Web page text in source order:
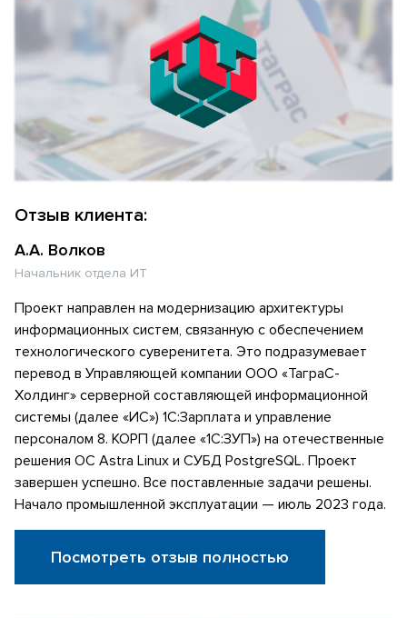
Отзыв клиента:
А.А. Волков
Начальник отдела ИТ
Проект направлен на модернизацию архитектуры
информационных систем, связанную с обеспечением
технологического суверенитета. Это подразумевает
перевод в Управляющей компании ООО «ТаграС-
Холдинг» серверной составляющей информационной
системы (далее «ИС») 1С:Зарплата и управление
персоналом 8. КОРП (далее «1С:ЗУП») на отечественные
решения ОС Astra Linux и СУБД PostgreSQL. Проект
завершен успешно. Все поставленные задачи решены.
Начало промышленной эксплуатации — июль 2023 года.
Посмотреть отзыв полностью